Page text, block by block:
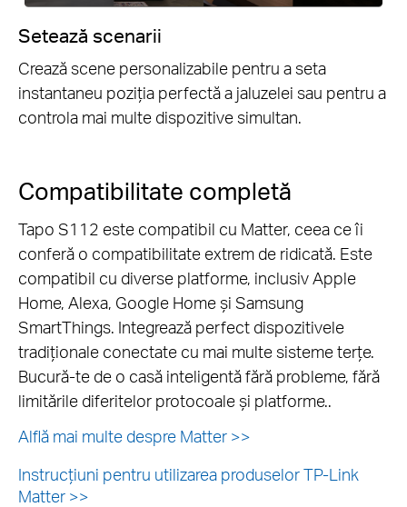
Setează scenarii
Crează scene personalizabile pentru a seta
instantaneu poziția perfectă a jaluzelei sau pentru a
controla mai multe dispozitive simultan.
Compatibilitate completă
Tapo S112 este compatibil cu Matter, ceea ce îi
conferă o compatibilitate extrem de ridicată. Este
compatibil cu diverse platforme, inclusiv Apple
Home, Alexa, Google Home și Samsung
SmartThings. Integrează perfect dispozitivele
tradiționale conectate cu mai multe sisteme terțe.
Bucură-te de o casă inteligentă fără probleme, fără
limitările diferitelor protocoale și platforme..
Alflă mai multe despre Matter >>
Instrucțiuni pentru utilizarea produselor TP-Link
Matter >>